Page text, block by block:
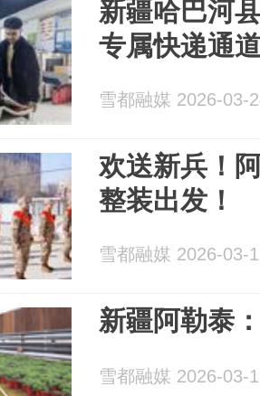
新疆哈巴河
专属快递通
雪都融媒 2026-03-
欢送新兵！
整装出发！
雪都融媒 2026-03-
新疆阿勒泰
雪都融媒 2026-03-